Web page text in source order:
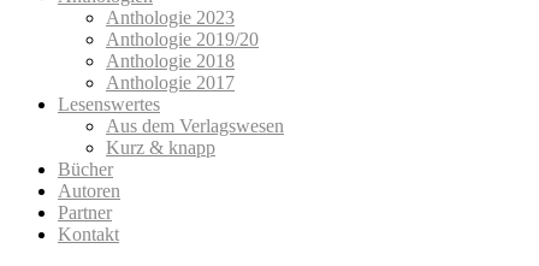
Anthologie 2023
Anthologie 2019/20
Anthologie 2018
Anthologie 2017
Lesenswertes
Aus dem Verlagswesen
Kurz & knapp
Bücher
Autoren
Partner
Kontakt